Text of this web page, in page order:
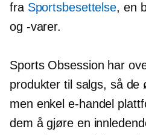
fra Sportsbesettelse, en
og -varer.
Sports Obsession har
produkter til salgs, så de
men enkele-handel
dem å gjøre en